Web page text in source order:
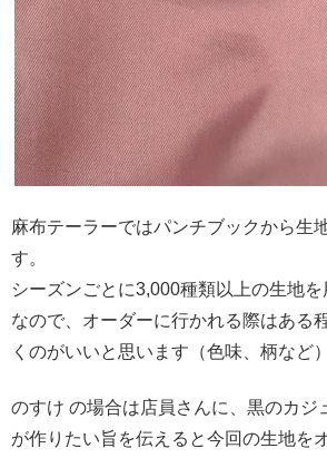
麻布テーラーではパンチブックから生
す。
シーズンごとに3,000種類以上の生地を
なので、オーダーに行かれる際はある
くのがいいと思います（色味、柄など）
のすけ の場合は店員さんに、黒のカジ
が作りたい旨を伝えると今回の生地を